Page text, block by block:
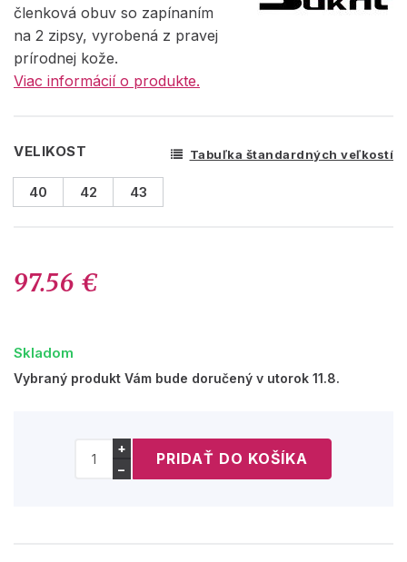
členková obuv so zapínaním
na 2 zipsy, vyrobená z pravej
prírodnej kože.
Viac informácií o produkte.
VELIKOST Tabuľka štandardných veľkostí
40 42 43
97.56 €
Skladom
Vybraný produkt Vám bude doručený v utorok 11.8.
+
−